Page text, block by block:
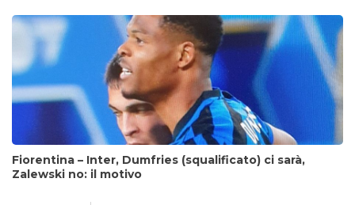
Fiorentina – Inter, Dumfries (squalificato) ci sarà,
Zalewski no: il motivo